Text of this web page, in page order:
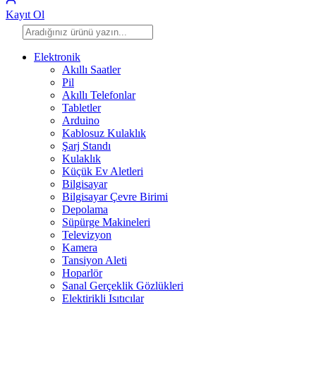
Kayıt Ol
Elektronik
Akıllı Saatler
Pil
Akıllı Telefonlar
Tabletler
Arduino
Kablosuz Kulaklık
Şarj Standı
Kulaklık
Küçük Ev Aletleri
Bilgisayar
Bilgisayar Çevre Birimi
Depolama
Süpürge Makineleri
Televizyon
Kamera
Tansiyon Aleti
Hoparlör
Sanal Gerçeklik Gözlükleri
Elektirikli Isıtıcılar